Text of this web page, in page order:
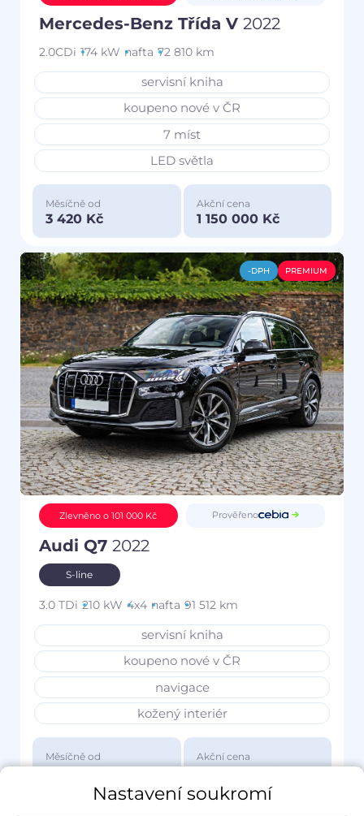
Mercedes-Benz Třída V 2022
2.0CDi 174 kW nafta 72 810 km
servisní kniha
koupeno nové v ČR
7 míst
LED světla
Měsíčně od
3 420 Kč
Akční cena
1 150 000 Kč
-DPH PREMIUM
Zlevněno o 101 000 Kč Prověřeno
Audi Q7 2022
S-line
3.0 TDi 210 kW 4x4 nafta 91 512 km
servisní kniha
koupeno nové v ČR
navigace
kožený interiér
Měsíčně od
3 417 Kč
Akční cena
1 149 000 Kč
Nastavení soukromí